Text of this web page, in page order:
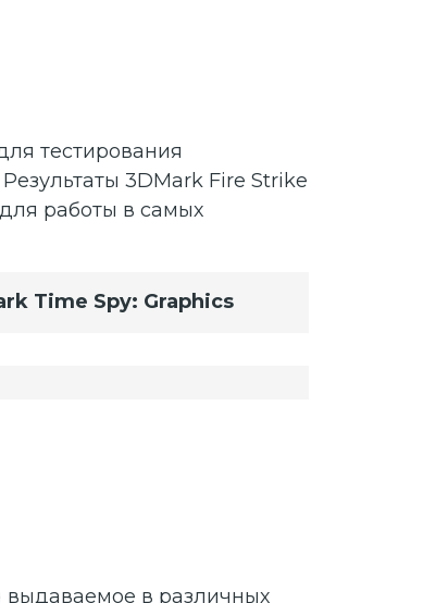
тестирования
3DMark Fire Strike
работы в самых
Time Spy: Graphics
выдаваемое в различных